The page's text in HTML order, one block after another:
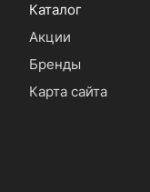
Каталог
Акции
Бренды
Карта сайта